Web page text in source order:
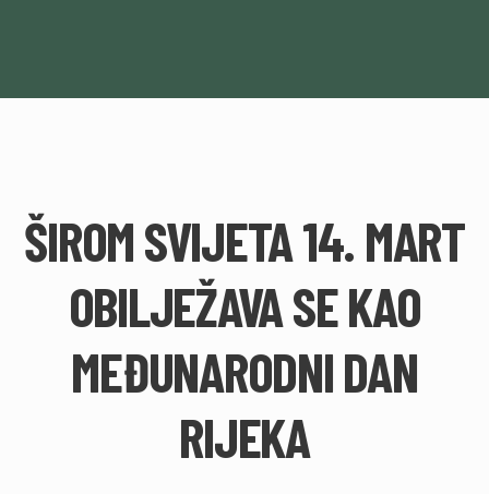
ŠIROM SVIJETA 14. MART
OBILJEŽAVA SE KAO
MEĐUNARODNI DAN
RIJEKA